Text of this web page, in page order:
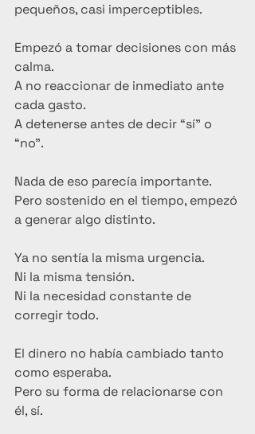
pequeños, casi imperceptibles.
Empezó a tomar decisiones con más
calma.
A no reaccionar de inmediato ante
cada gasto.
A detenerse antes de decir “sí” o
“no”.
Nada de eso parecía importante.
Pero sostenido en el tiempo, empezó
a generar algo distinto.
Ya no sentía la misma urgencia.
Ni la misma tensión.
Ni la necesidad constante de
corregir todo.
El dinero no había cambiado tanto
como esperaba.
Pero su forma de relacionarse con
él, sí.